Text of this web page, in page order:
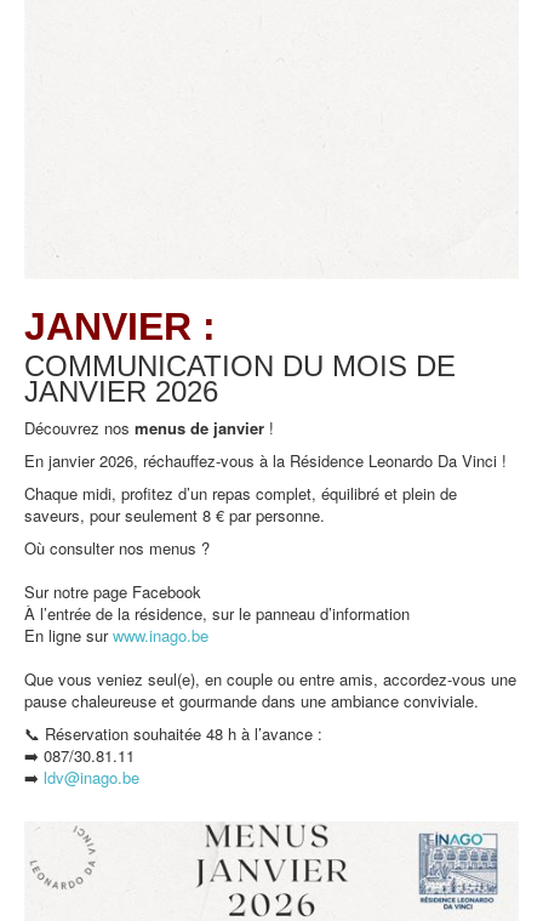
JANVIER :
COMMUNICATION DU MOIS DE
JANVIER 2026
Découvrez nos menus de janvier !
En janvier 2026, réchauffez-vous à la Résidence Leonardo Da Vinci !
Chaque midi, profitez d’un repas complet, équilibré et plein de
saveurs, pour seulement 8 € par personne.
Où consulter nos menus ?
Sur notre page Facebook
À l’entrée de la résidence, sur le panneau d’information
En ligne surwww.inago.be
Que vous veniez seul(e), en couple ou entre amis, accordez-vous une
pause chaleureuse et gourmande dans une ambiance conviviale.
📞 Réservation souhaitée 48 h à l’avance :
➡️ 087/30.81.11
➡️ ldv@inago.be